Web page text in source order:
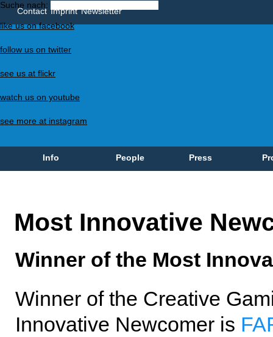
Suche nach:
like us on facebook
follow us on twitter
see us at flickr
watch us on youtube
see more at instagram
Contact Imprint Newsletter
Info People Press
Most Innovative
Winner of the Most
Winner of the Creative
Innovative Newcomer is